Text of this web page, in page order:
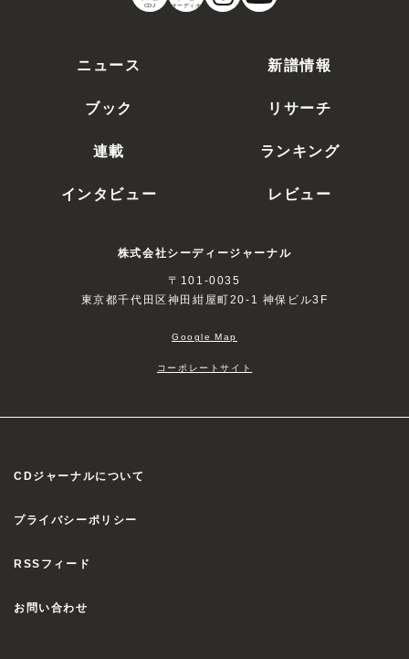
CDJ オーディオ
ニュース
新譜情報
ブック
リサーチ
連載
ランキング
インタビュー
レビュー
株式会社シーディージャーナル
〒101-0035
東京都千代田区神田紺屋町20-1 神保ビル3F
Google Map
コーポレートサイト
CDジャーナルについて
プライバシーポリシー
RSSフィード
お問い合わせ